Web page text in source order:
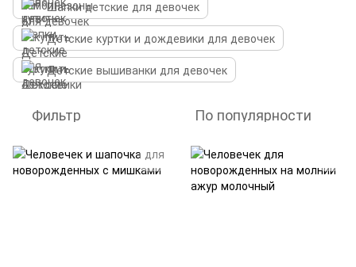
Шапки детские для девочек
Детские куртки и дождевики для девочек
Детские вышиванки для девочек
Фильтр По популярности